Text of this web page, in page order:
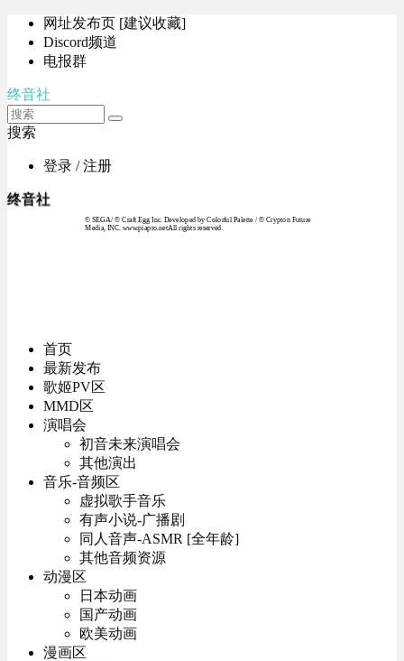
网址发布页 [建议收藏]
Discord频道
电报群
终音社
搜索
登录 / 注册
终音社
© SEGA / © Craft Egg Inc. Developed by Colorful Palette / © Crypton Future
Media, INC. www.piapro.netAll rights reserved.
首页
最新发布
歌姬PV区
MMD区
演唱会
初音未来演唱会
其他演出
音乐-音频区
虚拟歌手音乐
有声小说-广播剧
同人音声-ASMR [全年龄]
其他音频资源
动漫区
日本动画
国产动画
欧美动画
漫画区